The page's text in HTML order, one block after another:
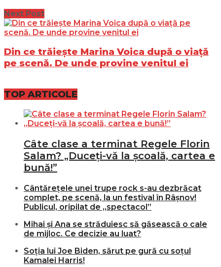
Next Post
Din ce trăiește Marina Voica după o viață
pe scenă. De unde provine venitul ei
TOP ARTICOLE
Câte clase a terminat Regele Florin
Salam? „Duceți-vă la școală, cartea e
bună!”
Cântărețele unei trupe rock s-au dezbrăcat
complet, pe scenă, la un festival în Râșnov!
Publicul, oripilat de „spectacol”
Mihai și Ana se străduiesc să găsească o cale
de mijloc. Ce decizie au luat?
Soția lui Joe Biden, sărut pe gură cu soțul
Kamalei Harris!